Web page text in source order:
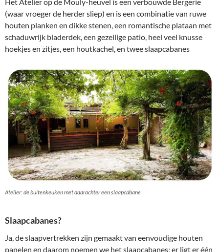
(waar vroeger de herder sliep) en is een combinatie van ruwe
houten planken en dikke stenen, een romantische plataan met
schaduwrijk bladerdek, een gezellige patio, heel veel knusse
hoekjes en zitjes, een houtkachel, en twee slaapcabanes
Atelier: de buitenkeuken met daarachter een slaapcabane
Slaapcabanes?
Ja, de slaapvertrekken zijn gemaakt van eenvoudige houten
panelen en daarom noemen we het slaapcabanes: er ligt er één